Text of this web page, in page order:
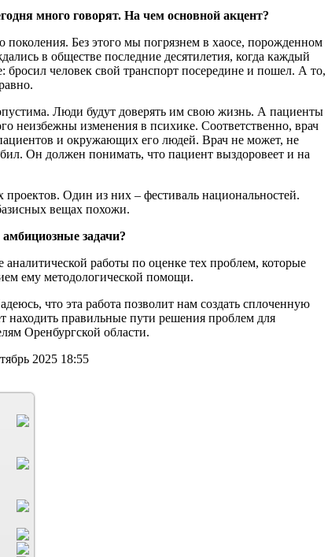
много говорят. На чем основной акцент?
Без этого мы погрязнем в хаосе, порожденном
в обществе последние десятилетия, когда каждый
бросил человек свой транспорт посередине и пошел. А то,
Люди будут доверять им свою жизнь. А пациенты
неизбежны изменения в психике. Соответственно, врач
и окружающих его людей. Врач не может, не
Он должен понимать, что пациент выздоровеет и на
Один из них – фестиваль национальностей.
вещах похожи.
задачи?
работы по оценке тех проблем, которые
ему методологической помощи.
что эта работа позволит нам создать сплоченную
находить правильные пути решения проблем для
Оренбургской области.
2025 18:55